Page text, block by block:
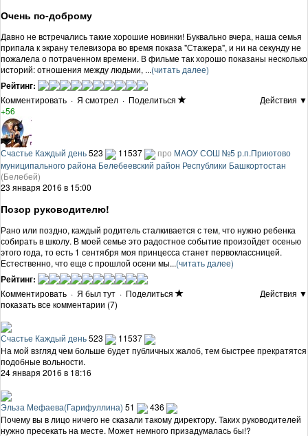
Очень по-доброму
Давно не встречались такие хорошие новинки! Буквально вчера, наша семья
припала к экрану телевизора во время показа "Стажера", и ни на секунду не
пожалела о потраченном времени. В фильме так хорошо показаны несколько
историй: отношения между людьми, ...(читать далее)
Рейтинг:
Комментировать · Я смотрел · Поделиться
Действия ▼
+56
Счастье Каждый день523 11537 про МАОУ СОШ №5 р.п.Приютово
муниципального района Белебеевский район Республики Башкортостан
(Белебей)
23 января 2016 в 15:00
Позор руководителю!
Рано или поздно, каждый родитель сталкивается с тем, что нужно ребенка
собирать в школу. В моей семье это радостное событие произойдет осенью
этого года, то есть 1 сентября моя принцесса станет первоклассницей.
Естественно, что еще с прошлой осени мы...(читать далее)
Рейтинг:
Комментировать · Я был тут · Поделиться
Действия ▼
показать все комментарии (7)
Счастье Каждый день523
11537
На мой взгляд чем больше будет публичных жалоб, тем быстрее прекратятся
подобные вольности.
24 января 2016 в 18:16
Эльза Мефаева(Гарифуллина) 51
436
Почему вы в лицо ничего не сказали такому директору. Таких руководителей
нужно пресекать на месте. Может немного призадумалась бы!?